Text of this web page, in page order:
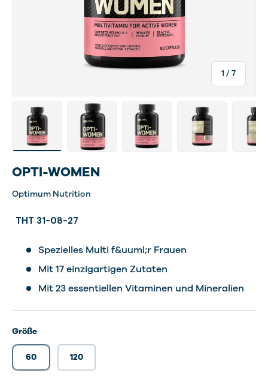
1 /von
7
Bild 1 in Galerieansicht laden
Bild 3 in Galerieansicht laden
Bild 4 in Galerieansicht laden
Bild 5 in Bild 6
OPTI-WOMEN
Optimum Nutrition
THT 31-08-27
Spezielles Multi f&uuml;r Frauen
Mit 17 einzigartigen Zutaten
Mit 23 essentiellen Vitaminen und Mineralien
Größe
60 120